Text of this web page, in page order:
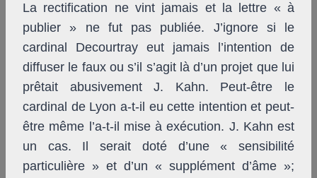
La rectification ne vint jamais et la lettre « à
publier » ne fut pas publiée. J’ignore si le
cardinal Decourtray eut jamais l’intention de
diffuser le faux ou s’il s’agit là d’un projet que lui
prêtait abusivement J. Kahn. Peut-être le
cardinal de Lyon a-t-il eu cette intention et peut-
être même l’a-t-il mise à exécution. J. Kahn est
un cas. Il serait doté d’une « sensibilité
particulière » et d’un « supplément d’âme »;